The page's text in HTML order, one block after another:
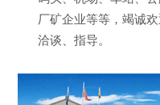
厂矿企业等等，竭诚
洽谈、指导。